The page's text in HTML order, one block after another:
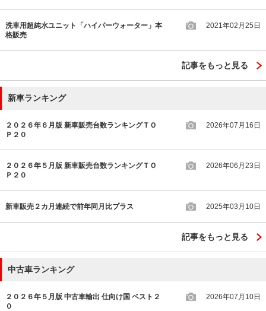
洗車用超純水ユニット「ハイパーウォーター」本
格販売
2021年02月25日
記事をもっと見る
新車ランキング
２０２６年６月版 新車販売台数ランキングＴＯ
Ｐ２０
2026年07月16日
２０２６年５月版 新車販売台数ランキングＴＯ
Ｐ２０
2026年06月23日
新車販売２カ月連続で前年同月比プラス 2025年03月10日
記事をもっと見る
中古車ランキング
２０２６年５月版 中古車輸出 仕向け国 ベスト２
０
2026年07月10日